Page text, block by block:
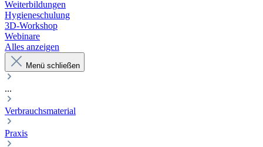
Weiterbildungen
Hygieneschulung
3D-Workshop
Webinare
Alles anzeigen
Menü schließen
...
Verbrauchsmaterial
Praxis